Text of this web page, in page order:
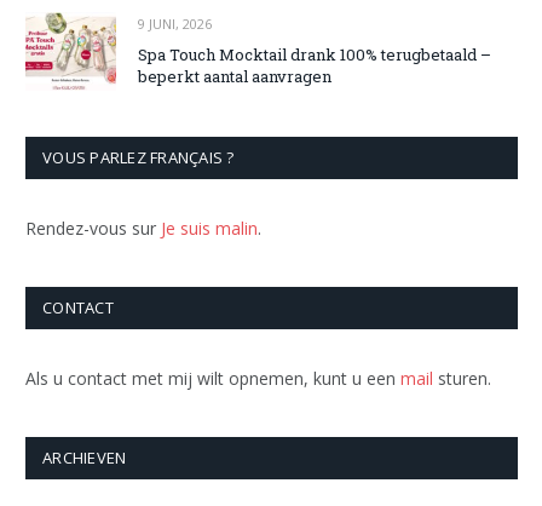
9 JUNI, 2026
Spa Touch Mocktail drank 100% terugbetaald –
beperkt aantal aanvragen
VOUS PARLEZ FRANÇAIS ?
Rendez-vous sur Je suis malin.
CONTACT
Als u contact met mij wilt opnemen, kunt u een mail sturen.
ARCHIEVEN